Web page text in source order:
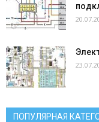
ПОПУЛЯРНАЯ